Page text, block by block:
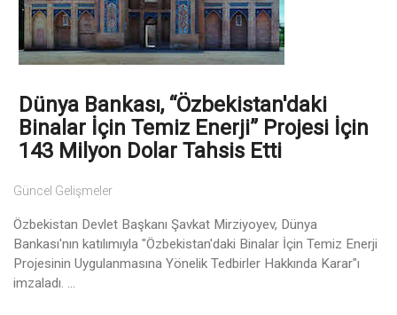
Dünya Bankası, “Özbekistan'daki
Binalar İçin Temiz Enerji” Projesi İçin
143 Milyon Dolar Tahsis Etti
Güncel Gelişmeler
Özbekistan Devlet Başkanı Şavkat Mirziyoyev, Dünya
Bankası'nın katılımıyla "Özbekistan'daki Binalar İçin Temiz Enerji
Projesinin Uygulanmasına Yönelik Tedbirler Hakkında Karar"ı
imzaladı. ...